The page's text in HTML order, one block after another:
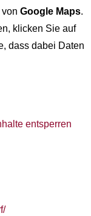
Google Maps.
klicken Sie auf
dass dabei Daten
entsperren